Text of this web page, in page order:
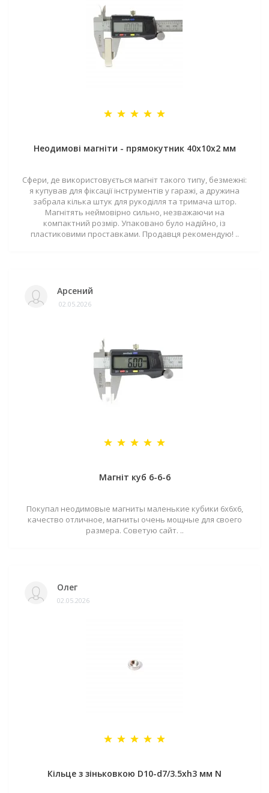
Неодимові магніти - прямокутник 40x10x2 мм
Сфери, де використовується магніт такого типу, безмежні:
я купував для фіксації інструментів у гаражі, а дружина
забрала кілька штук для рукоділля та тримача штор.
Магнітять неймовірно сильно, незважаючи на
компактний розмір. Упаковано було надійно, із
пластиковими проставками. Продавця рекомендую! ..
Арсений
02.05.2026
Магніт куб 6-6-6
Покупал неодимовые магниты маленькие кубики 6х6х6,
качество отличное, магниты очень мощные для своего
размера. Советую сайт. ..
Олег
02.05.2026
Кільце з зіньковкою D10-d7/3.5хh3 мм N